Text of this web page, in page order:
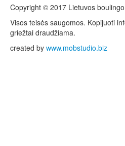
Copyright © 2017 Lietuvos
Visos teisės saugomos. Kopijuoti
griežtai draudžiama.
created by www.mobstudio.biz